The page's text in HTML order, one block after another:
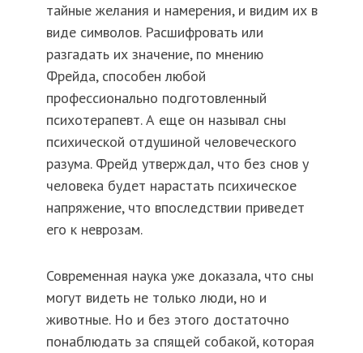
тайные желания и намерения, и видим их в
виде символов. Расшифровать или
разгадать их значение, по мнению
Фрейда, способен любой
профессионально подготовленный
психотерапевт. А еще он называл сны
психической отдушиной человеческого
разума. Фрейд утверждал, что без снов у
человека будет нарастать психическое
напряжение, что впоследствии приведет
его к неврозам.
Современная наука уже доказала, что сны
могут видеть не только люди, но и
животные. Но и без этого достаточно
понаблюдать за спящей собакой, которая